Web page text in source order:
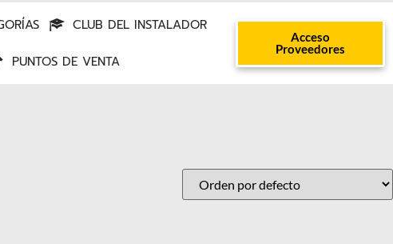
CLUB DEL INSTALADOR
PUNTOS DE VENTA
Acceso
Proveedores